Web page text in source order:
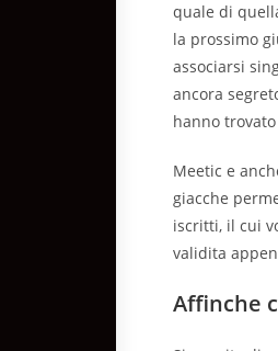
quale di
la prossimo
associarsi
ancora
hanno
Meetic e
giacche
iscritti, il cui
validita
Affinche